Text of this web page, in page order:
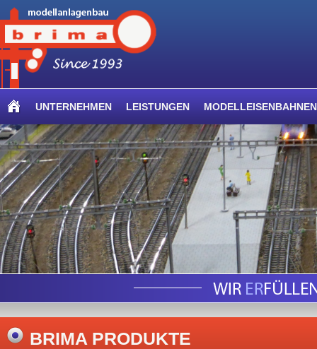
UNTERNEHMEN LEISTUNGEN MODELLEISENBAHNEN
BRIMA PRODUKTE